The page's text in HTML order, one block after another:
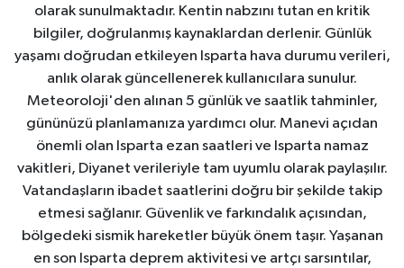
olarak sunulmaktadır. Kentin nabzını tutan en kritik
bilgiler, doğrulanmış kaynaklardan derlenir. Günlük
yaşamı doğrudan etkileyen Isparta hava durumu verileri,
anlık olarak güncellenerek kullanıcılara sunulur.
Meteoroloji'den alınan 5 günlük ve saatlik tahminler,
gününüzü planlamanıza yardımcı olur. Manevi açıdan
önemli olan Isparta ezan saatleri ve Isparta namaz
vakitleri, Diyanet verileriyle tam uyumlu olarak paylaşılır.
Vatandaşların ibadet saatlerini doğru bir şekilde takip
etmesi sağlanır. Güvenlik ve farkındalık açısından,
bölgedeki sismik hareketler büyük önem taşır. Yaşanan
en son Isparta deprem aktivitesi ve artçı sarsıntılar,